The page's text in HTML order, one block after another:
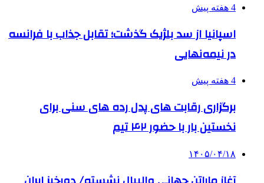
4 هفته پیش
اسپانیا از سد بلژیک گذشت؛ تقابل جذاب با فرانسه
در نیمه‌نهایی
4 هفته پیش
برگزاری رقابت های پدل رده های سنی برای
نخستین بار با حضور ۴۲ تیم
۱۴۰۵/۰۴/۱۸